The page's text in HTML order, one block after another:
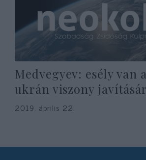
Medvegyev: esély van
ukrán viszony
2019. április 22.